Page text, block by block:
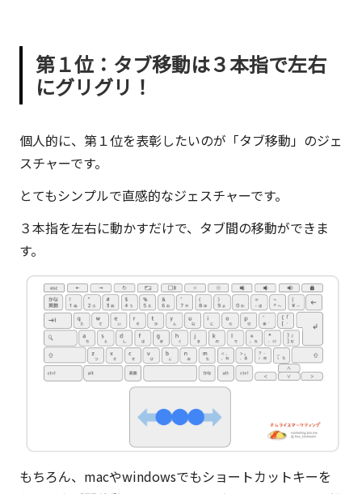
第１位：タブ移動は３本指で左右
にグリグリ！
個人的に、第１位を表彰したいのが「タブ移動」のジェ
スチャーです。
とてもシンプルで直感的なジェスチャーです。
３本指を左右に動かすだけで、タブ間の移動ができま
す。
もちろん、macやwindowsでもショートカットキーを